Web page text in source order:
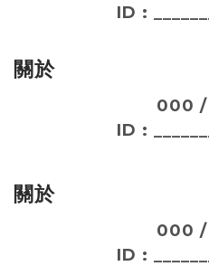
ID :
關於
000
ID :
關於
000
ID :